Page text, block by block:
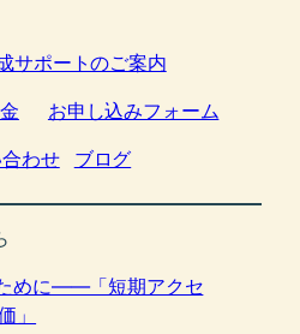
サポートのご案内
お申し込みフォーム
わせ
ブログ
めに――「短期アクセ
」